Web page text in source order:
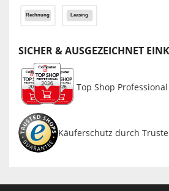
SICHER & AUSGEZEICHNET
Top Shop Professional
Käuferschutz durch